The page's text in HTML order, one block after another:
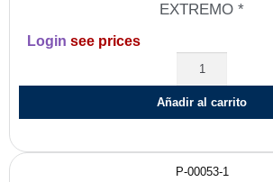
EXTREMO *
Login see prices
Añadir al carrito
P-00053-1